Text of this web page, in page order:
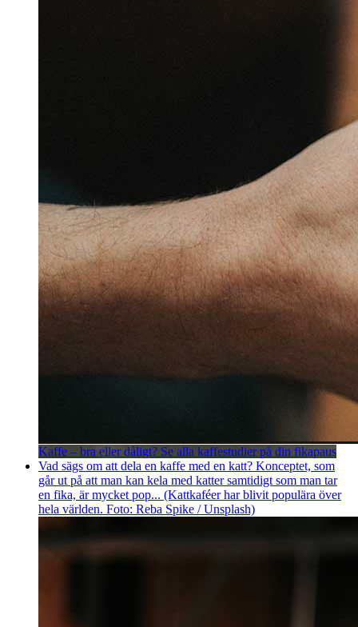
Kaffe – bra eller dåligt? Se alla kaffestudier på din fikapaus
Vad sägs om att dela en kaffe med en katt? Konceptet, som
går ut på att man kan kela med katter samtidigt som man tar
en fika, är mycket pop... (Kattkaféer har blivit populära över
hela världen. Foto: Reba Spike / Unsplash)